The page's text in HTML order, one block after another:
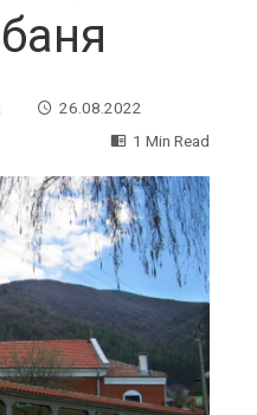
26.08.2022
1 Min Read